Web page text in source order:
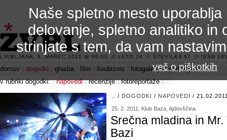
3.2 alfa R
LJUBLJANA, 8. MAREC 2022 @ 00:00 :// LETO 24 :// ŠTEVILKA 67 :// ISSN
domov dogodki glasba film šoubiznis fotogalerije
področje 42
v rubriki dogodki:
napovedi recenzije fotoreportaže
/ DOGODKI / NAPOVEDI /
25. 2. 2011, Klub Baza, Ajdovščina
Srečna mladina in Mr.
Bazi
Naše spletno mesto
delovanje, spletno analitiko in
strinjate s tem, da vam
več o piškotkih